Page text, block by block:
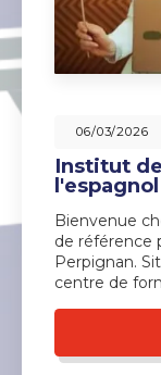
06/03/2026
Institut
Bienvenue
de référence
Perpignan.
centre de